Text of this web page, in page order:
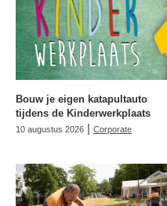
Bouw je eigen katapultauto
tijdens de Kinderwerkplaats
10 augustus 2026 | Corporate